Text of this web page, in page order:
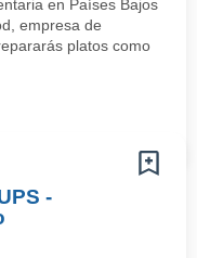
en Países Bajos
empresa de
platos como
-